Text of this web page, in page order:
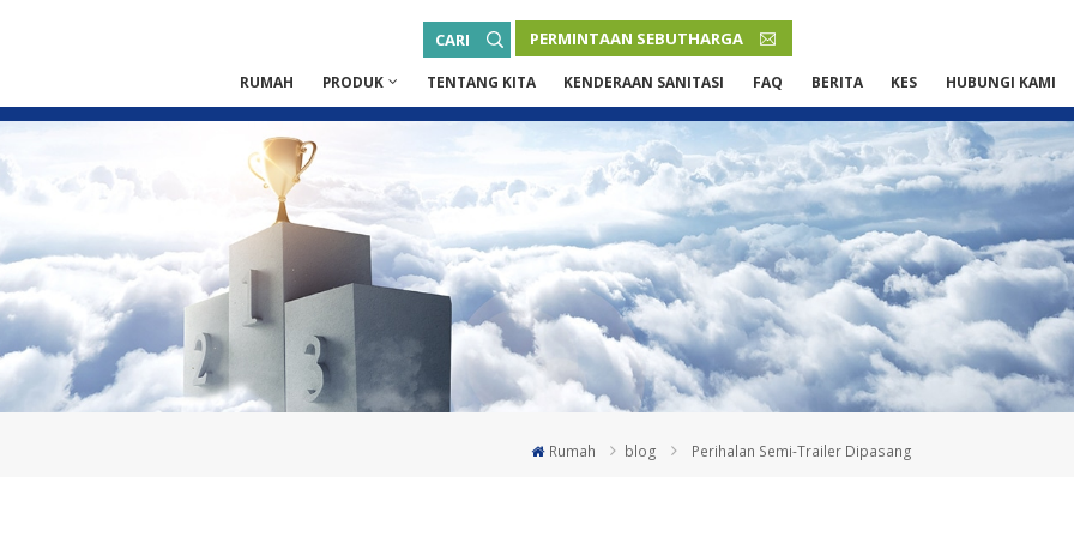
CARI PERMINTAAN SEBUTHARGA
English
French
Русский язык
Español
Português
Malay
RUMAH PRODUK TENTANG KITA KENDERAAN SANITASI FAQ BERITA KES HUBUNGI KAMI
Rumah blog Perihalan Semi-Trailer Dipasang